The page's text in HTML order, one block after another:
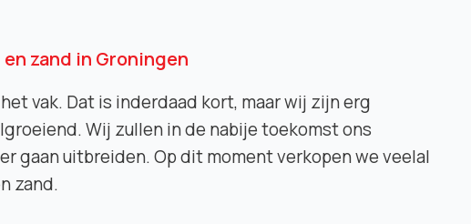
zand in Groningen
vak. Dat is inderdaad kort, maar wij zijn erg
Wij zullen in de nabije toekomst ons
gaan uitbreiden. Op dit moment verkopen we veelal
zand.